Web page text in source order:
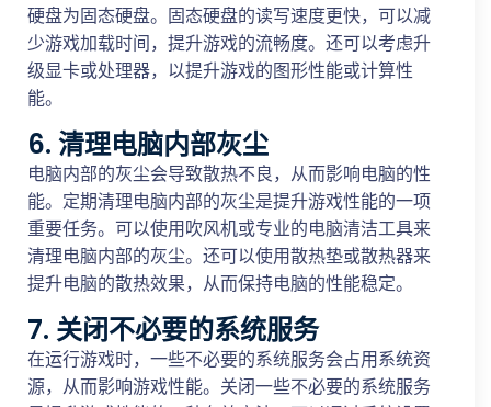
硬盘为固态硬盘。固态硬盘的读写速度更快，可以减
少游戏加载时间，提升游戏的流畅度。还可以考虑升
级显卡或处理器，以提升游戏的图形性能或计算性
能。
6. 清理电脑内部灰尘
电脑内部的灰尘会导致散热不良，从而影响电脑的性
能。定期清理电脑内部的灰尘是提升游戏性能的一项
重要任务。可以使用吹风机或专业的电脑清洁工具来
清理电脑内部的灰尘。还可以使用散热垫或散热器来
提升电脑的散热效果，从而保持电脑的性能稳定。
7. 关闭不必要的系统服务
在运行游戏时，一些不必要的系统服务会占用系统资
源，从而影响游戏性能。关闭一些不必要的系统服务